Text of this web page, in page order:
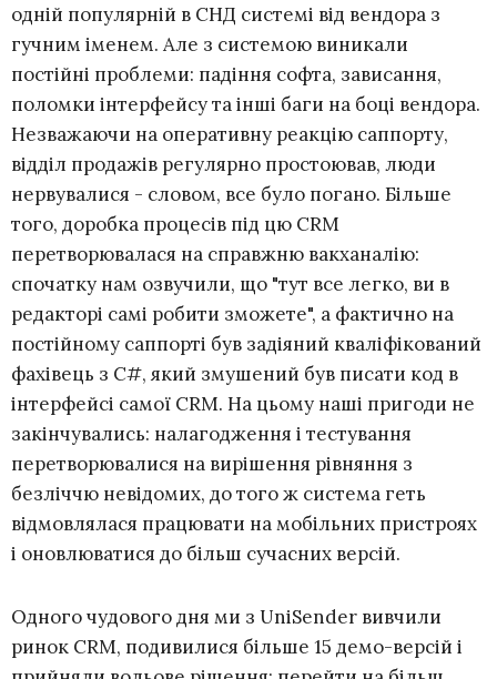
одній популярній в СНД системі від вендора з
гучним іменем. Але з системою виникали
постійні проблеми: падіння софта, зависання,
поломки інтерфейсу та інші баги на боці вендора.
Незважаючи на оперативну реакцію саппорту,
відділ продажів регулярно простоював, люди
нервувалися - словом, все було погано. Більше
того, доробка процесів під цю CRM
перетворювалася на справжню вакханалію:
спочатку нам озвучили, що "тут все легко, ви в
редакторі самі робити зможете", а фактично на
постійному саппорті був задіяний кваліфікований
фахівець з C#, який змушений був писати код в
інтерфейсі самої CRM. На цьому наші пригоди не
закінчувались: налагодження і тестування
перетворювалися на вирішення рівняння з
безліччю невідомих, до того ж система геть
відмовлялася працювати на мобільних пристроях
і оновлюватися до більш сучасних версій.
Одного чудового дня ми з UniSender вивчили
ринок CRM, подивилися більше 15 демо-версій і